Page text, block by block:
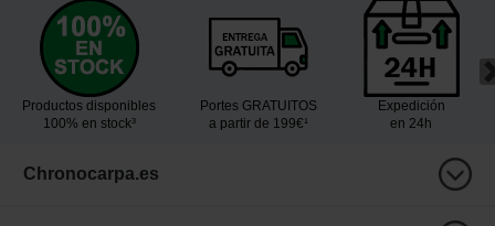
Productos disponibles
100% en stock³
Portes GRATUITOS
a partir de 199€¹
Expedición
en 24h
Chronocarpa.es